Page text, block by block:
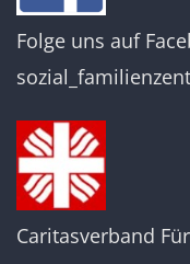
Folge uns auf
Caritasverband